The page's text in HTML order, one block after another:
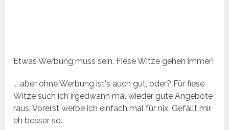
Etwas Werbung muss sein. Fiese Witze gehen immer!
... aber ohne Werbung ist's auch gut, oder? Für fiese
Witze such ich irgedwann mal wieder gute Angebote
raus. Vorerst werbe ich einfach mal für nix. Gefällt mir
eh besser so.